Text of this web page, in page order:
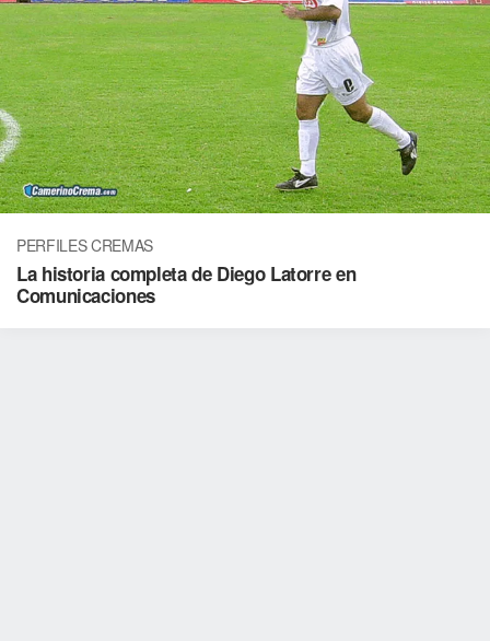
PERFILES CREMAS
La historia completa de Diego Latorre en
Comunicaciones